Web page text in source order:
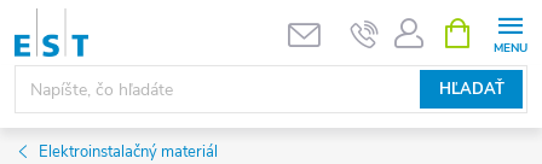
Prejsť
obsah
HĽADAŤ
KOŠÍK
Elektroinstalačný materiál